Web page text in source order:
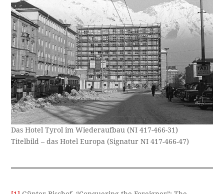
Das Hotel Tyrol im Wiederaufbau (NI 417-466-31)
Titelbild – das Hotel Europa (Signatur NI 417-466-47)